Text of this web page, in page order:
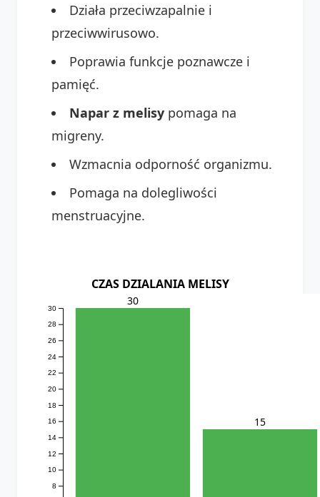
Działa przeciwzapalnie i
przeciwwirusowo.
Poprawia funkcje poznawcze i
pamięć.
Napar z melisy pomaga na
migreny.
Wzmacnia odporność organizmu.
Pomaga na dolegliwości
menstruacyjne.
CZAS DZIALANIA MELISY
8
10
12
14
16
18
20
22
24
26
28
30
30
15